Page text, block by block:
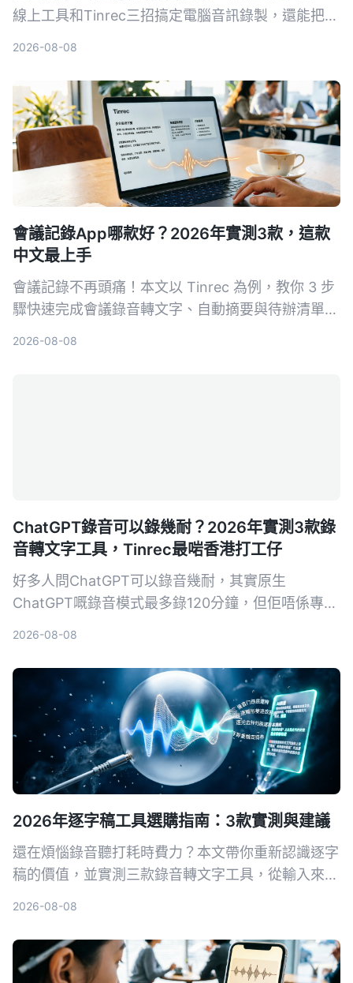
線上工具和Tinrec三招搞定電腦音訊錄製，還能把會
2026-08-08
會議記錄App哪款好？2026年實測3款，這款
中文最上手
會議記錄不再頭痛！本文以 Tinrec 為例，教你 3 步
驟快速完成會議錄音轉文字、自動摘要與待辦清單，
2026-08-08
ChatGPT錄音可以錄幾耐？2026年實測3款錄
音轉文字工具，Tinrec最啱香港打工仔
好多人問ChatGPT可以錄音幾耐，其實原生
ChatGPT嘅錄音模式最多錄120分鐘，但佢唔係專為
答功能，真正幫你慳返OT時間。
2026-08-08
2026年逐字稿工具選購指南：3款實測與建議
還在煩惱錄音聽打耗時費力？本文帶你重新認識逐字
稿的價值，並實測三款錄音轉文字工具，從輸入來
2026-08-08